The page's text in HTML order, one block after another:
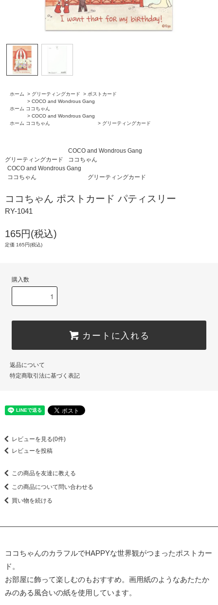
ホーム > グリーティングカード > ポストカード
ホーム
> COCO and Wondrous Gang
ココちゃん
ホーム
> COCO and Wondrous Gang
ココちゃん
> グリーティングカード
グリーティングカード
COCO and Wondrous Gang
ココちゃん
COCO and Wondrous Gang
ココちゃん
グリーティングカード
ココちゃん ポストカード パティスリー
RY-1041
165円(税込)
定価 165円(税込)
購入数
カートに入れる
返品について
特定商取引法に基づく表記
レビューを見る(0件)
レビューを投稿
この商品を友達に教える
この商品について問い合わせる
買い物を続ける
ココちゃんのカラフルでHAPPYな世界観がつまったポストカー
ド。
お部屋に飾って楽しむのもおすすめ。画用紙のようなあたたか
みのある風合いの紙を使用しています。